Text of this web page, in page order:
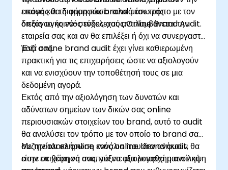
εικόνα και τη φήμη του brand μέσω της
διεξαγωγής ενός ενδελεχούς Online Brand Audit.
επαφής θα διαμορφώσει τελικά τον τρόπο με τον
οποίο το κοινό-στόχος σας αντιλαμβάνεται την
εταιρεία σας και αν θα επιλέξει ή όχι να συνεργαστεί
μαζί σας.
Ένα online brand audit έχει γίνει καθιερωμένη
πρακτική για τις επιχειρήσεις ώστε να αξιολογούν
και να ενισχύουν την τοποθέτησή τους σε μια
δεδομένη αγορά.
Εκτός από την αξιολόγηση των δυνατών και
αδύνατων σημείων των δικών σας online
περιουσιακών στοιχείων του brand, αυτό το audit
θα αναλύσει τον τρόπο με τον οποίο το brand σας
συζητείται σε online κανάλια που δεν ανήκουν
στην επιχείρησή σας, για να αξιολογηθεί η αντίληψη
Με την ολοκλήρωση ενός online brand audit, θα
είστε σε θέση να αναπτύξετε μια μετασχηματιστική